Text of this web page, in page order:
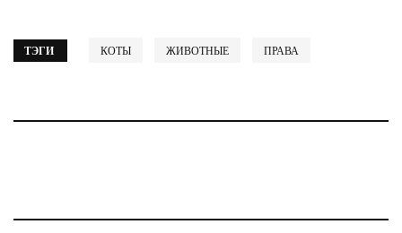
ТЭГИ КОТЫ ЖИВОТНЫЕ ПРАВА